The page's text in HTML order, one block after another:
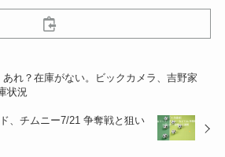
あれ？在庫がない。ビックカメラ、吉野家
状況
、チムニー7/21 争奪戦と狙い